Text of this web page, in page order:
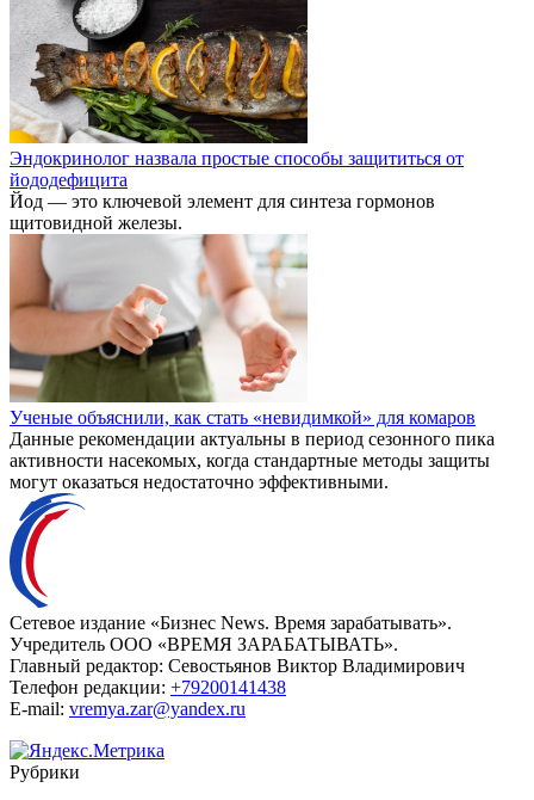
Эндокринолог назвала простые способы защититься от
йододефицита
Йод — это ключевой элемент для синтеза гормонов
щитовидной железы.
Ученые объяснили, как стать «невидимкой» для комаров
Данные рекомендации актуальны в период сезонного пика
активности насекомых, когда стандартные методы защиты
могут оказаться недостаточно эффективными.
Сетевое издание «Бизнес News. Время зарабатывать».
Учредитель ООО «ВРЕМЯ ЗАРАБАТЫВАТЬ».
Главный редактор: Севостьянов Виктор Владимирович
Телефон редакции: +79200141438
E-mail: vremya.zar@yandex.ru
Рубрики